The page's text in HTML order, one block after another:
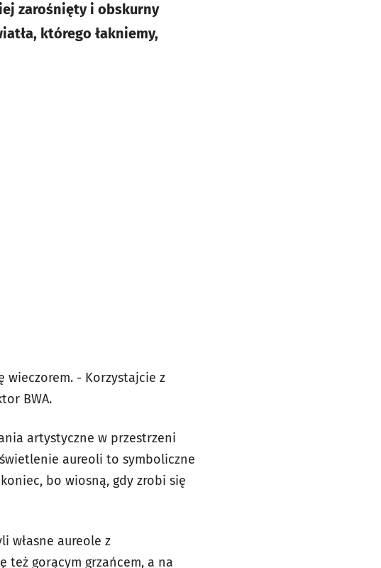
zarośnięty i obskurny
którego łakniemy,
wieczorem. - Korzystajcie z
BWA.
artystyczne w przestrzeni
aureoli to symboliczne
bo wiosną, gdy zrobi się
własne aureole z
też gorącym grzańcem, a na